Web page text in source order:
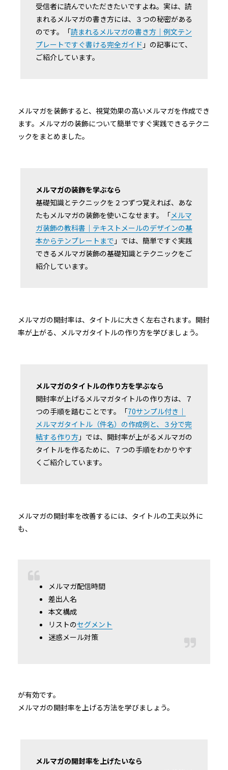
受信者に読んでいただきたいですよね。実は、読
まれるメルマガの書き方には、３つの秘密がある
のです。「読まれるメルマガの書き方｜例文テン
プレートですぐ書ける完全ガイド 」の記事にて、
ご紹介しています。
メルマガを装飾すると、視覚効果の高いメルマガを作成でき
ます。メルマガの装飾について簡単ですぐ実践できるテクニ
ックをまとめました。
メルマガの装飾を学ぶなら
基礎知識とテクニックを２つずつ覚えれば、あな
たもメルマガの装飾を使いこなせます。「メルマ
ガ装飾の教科書｜テキストメールのデザインの基
本からテンプレートまで 」では、簡単ですぐ実践
できるメルマガ装飾の基礎知識とテクニックをご
紹介しています。
メルマガの開封率は、タイトルに大きく左右されます。開封
率が上がる、メルマガタイトルの作り方を学びましょう。
メルマガのタイトルの作り方を学ぶなら
開封率が上げるメルマガタイトルの作り方は、７
つの手順を踏むことです。「70サンプル付き｜
メルマガタイトル（件名）の作成例と、３分で完
結する作り方 」では、開封率が上がるメルマガの
タイトルを作るために、７つの手順をわかりやす
くご紹介しています。
メルマガの開封率を改善するには、タイトルの工夫以外に
も、
メルマガ配信時間
差出人名
本文構成
リストのセグメント
迷惑メール対策
が有効です。
メルマガの開封率を上げる方法を学びましょう。
メルマガの開封率を上げたいなら